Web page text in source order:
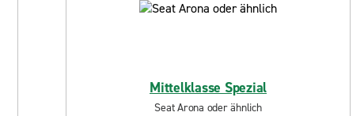
Mittelklasse Spezial
Seat Arona oder ähnlich